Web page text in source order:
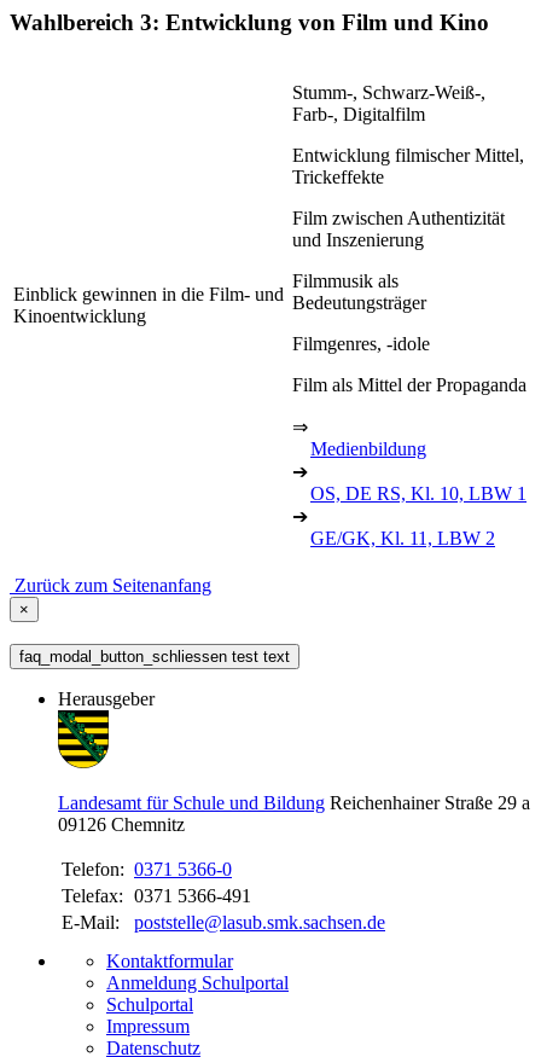
Wahlbereich 3: Entwicklung von Film und Kino
Einblick gewinnen in die Film- und
Kinoentwicklung
Stumm-, Schwarz-Weiß-,
Farb-, Digitalfilm
Entwicklung filmischer Mittel,
Trickeffekte
Film zwischen Authentizität
und Inszenierung
Filmmusik als
Bedeutungsträger
Filmgenres, -idole
Film als Mittel der Propaganda
⇒
Medienbildung
➔
OS, DE RS, Kl. 10, LBW 1
➔
GE/GK, Kl. 11, LBW 2
Zurück zum Seitenanfang
×
faq_modal_button_schliessen test text
Herausgeber
Landesamt für Schule und Bildung Reichenhainer Straße 29 a
09126 Chemnitz
Telefon: 0371 5366-0
Telefax: 0371 5366-491
E-Mail:
poststelle@lasub.smk.sachsen.de
Kontaktformular
Anmeldung Schulportal
Schulportal
Impressum
Datenschutz